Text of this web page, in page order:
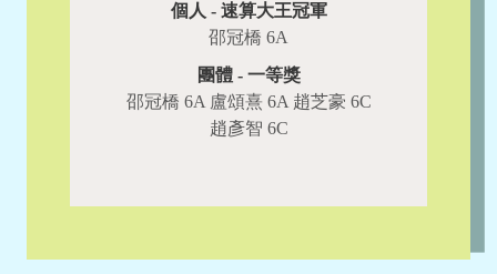
個人 - 速算大王冠軍
邵冠橋 6A
團體 - 一等獎
邵冠橋 6A 盧頌熹 6A 趙芝豪 6C
趙彥智 6C